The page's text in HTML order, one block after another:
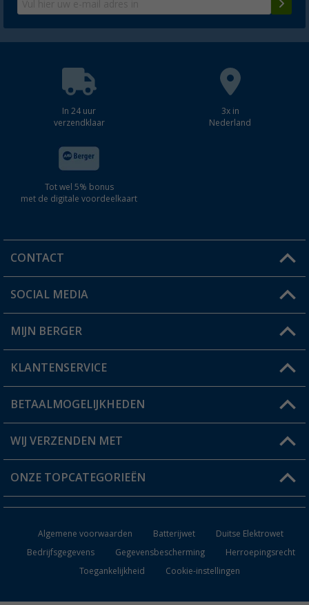
In 24 uur
verzendklaar
3x in
Nederland
Tot wel 5% bonus
met de digitale voordeelkaart
CONTACT
Een vraag?
Winkel vinden
SOCIAL MEDIA
MIJN BERGER
Mijn account
Status bestelling
Verlanglijstje
KLANTENSERVICE
FAQ & Contact
Verzendinformatie
Catalogus
BETAALMOGELIJKHEDEN
WIJ VERZENDEN MET
ONZE TOPCATEGORIEËN
Keukenaccessoires
Campingmeubilair
Algemene voorwaarden Batterijwet
Duitse Elektrowet
Bedrijfsgegevens
Gegevensbescherming
Herroepingsrecht
Toegankelijkheid
Cookie-instellingen